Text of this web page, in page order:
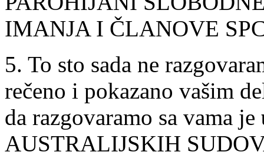
IMANJA I ČLANOVE
5. To sto sada ne
rečeno i pokazano vašim
da razgovaramo sa vama je
AUSTRALIJSKIH